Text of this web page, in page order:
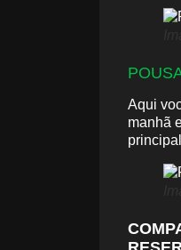
Aqui
manhã